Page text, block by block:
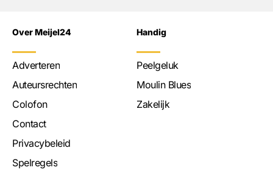
Over Meijel24
Adverteren
Auteursrechten
Colofon
Contact
Privacybeleid
Spelregels
Handig
Peelgeluk
Moulin Blues
Zakelijk